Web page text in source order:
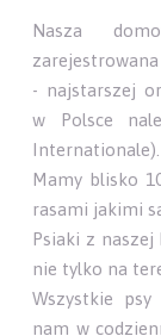
Nasza
- najstarszej
w Polsce
Internationale).
Mamy blisko
rasami jakimi
Psiaki z
nie tylko na
Wszystkie
nam w